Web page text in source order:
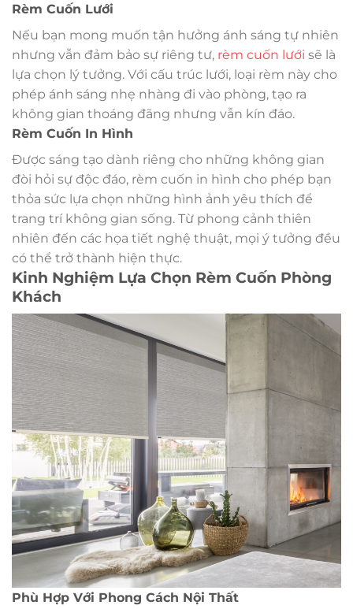
Rèm Cuốn Lưới
Nếu bạn mong muốn tận hưởng ánh sáng tự nhiên
nhưng vẫn đảm bảo sự riêng tư, rèm cuốn lưới sẽ là
lựa chọn lý tưởng. Với cấu trúc lưới, loại rèm này cho
phép ánh sáng nhẹ nhàng đi vào phòng, tạo ra
không gian thoáng đãng nhưng vẫn kín đáo.
Rèm Cuốn In Hình
Được sáng tạo dành riêng cho những không gian
đòi hỏi sự độc đáo, rèm cuốn in hình cho phép bạn
thỏa sức lựa chọn những hình ảnh yêu thích để
trang trí không gian sống. Từ phong cảnh thiên
nhiên đến các họa tiết nghệ thuật, mọi ý tưởng đều
có thể trở thành hiện thực.
Kinh Nghiệm Lựa Chọn Rèm Cuốn Phòng
Khách
Phù Hợp Với Phong Cách Nội Thất